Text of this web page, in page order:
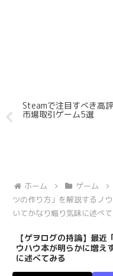
Steamで注目すべき高
市場取引ゲーム5選
ホーム ゲーム
ツの作り方」を解説するノ
いてかなり煽り気味に述べ
【ゲヲログの持論】最
ウハウ本が明らかに増え
に述べてみる